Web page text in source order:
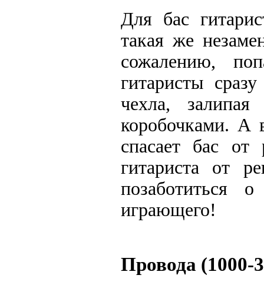
Для бас
такая же
сожалению,
гитаристы
чехла,
коробочками. А
спасает бас от
гитариста от
позаботиться
играющего!
Провода (1000-